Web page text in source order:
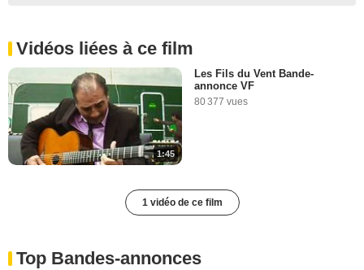
Vidéos liées à ce film
1:45
Les Fils du Vent Bande-
annonce VF
80 377 vues
1 vidéo de ce film
Top Bandes-annonces